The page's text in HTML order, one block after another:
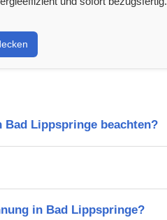
Lippspringe beachten?
in Bad Lippspringe?